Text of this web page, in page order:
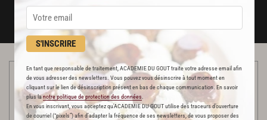
S'INSCRIRE
En tant que responsable de traitement, ACADEMIE DU GOUT traite votre adresse email afin
de vous adresser des newsletters. Vous pouvez vous désinscrire à tout moment en
cliquant sur le lien de désinscription présent en bas de chaque communication. En savoir
plus lanotre politique de protection des données
En vous inscrivant, vous acceptez qu'ACADEMIE DU GOUT utilise des traceurs d’ouverture
de courriel (“pixels”) afin d’adapter la fréquence de ses newsletters, de vous proposer des
DÉJÀ ABONNÉ(E) ? JE ME CONNECTE
Cette vidéo a été réalisée dans une cuisine habillée par nos
partenaires